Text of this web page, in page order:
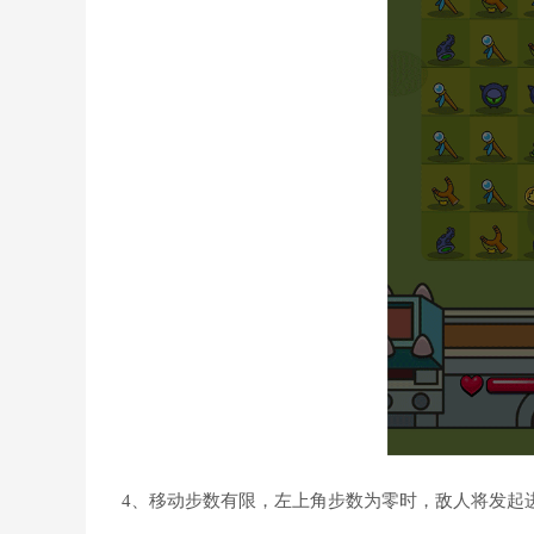
4、移动步数有限，左上角步数为零时，敌人将发起